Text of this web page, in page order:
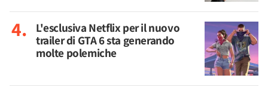
L'esclusiva Netflix per il nuovo
trailer di GTA 6 sta generando
molte polemiche